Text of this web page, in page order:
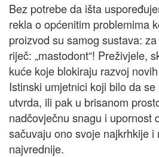
Bez potrebe da išta
rekla o općenitim problemima
proizvod su samog sustava:
riječ: „mastodont“! Preživjele,
kuće koje blokiraju razvoj
Istinski umjetnici koji bilo da
utvrda, ili pak u brisanom
nadčovječnu snagu i upornost
sačuvaju ono svoje najkrhkije i
najvrednije.